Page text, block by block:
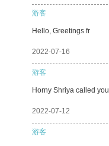
游客
Hello, Greetings fr
2022-07-16
游客
Horny Shriya called you
2022-07-12
游客